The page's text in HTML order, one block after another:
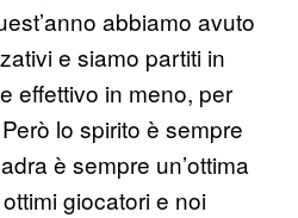
abbiamo avuto
e siamo partiti in
effettivo in meno, per
lo spirito è sempre
è sempre un’ottima
giocatori e noi